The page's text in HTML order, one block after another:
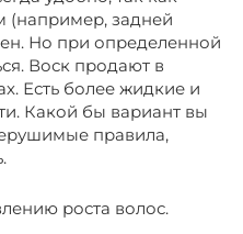
(например, задней
Но при определенной
Воск продают в
Есть более жидкие и
Какой бы вариант вы
правила,
роста волос.